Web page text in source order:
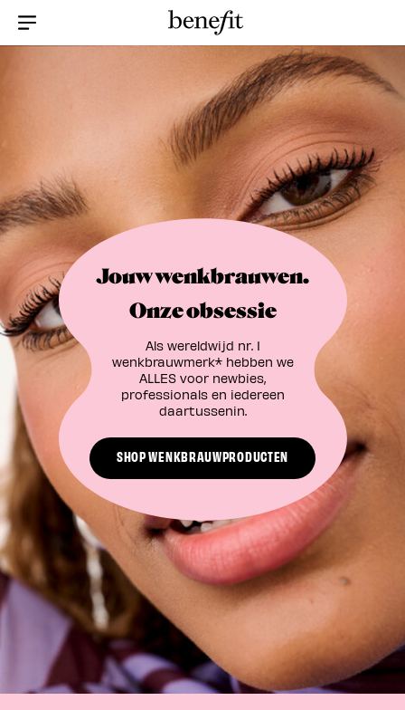
Jouw wenkbrauwen.
Onze obsessie
Als wereldwijd nr. 1
wenkbrauwmerk* hebben we
ALLES voor newbies,
professionals en iedereen
daartussenin.
SHOP WENKBRAUWPRODUCTEN